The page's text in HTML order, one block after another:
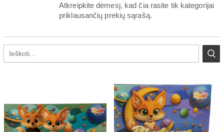
Atkreipkite dėmesį, kad čia rasite tik kategorijai
priklausančių prekių sąrašą.